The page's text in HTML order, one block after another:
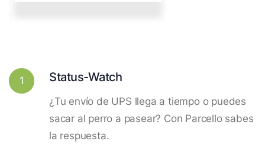
1 Status-Watch
¿Tu envío de UPS llega a tiempo o puedes
sacar al perro a pasear? Con Parcello sabes
la respuesta.